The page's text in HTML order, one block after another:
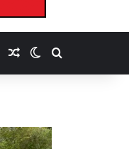
Willekeurig artikel
Switch skin
Zoeken